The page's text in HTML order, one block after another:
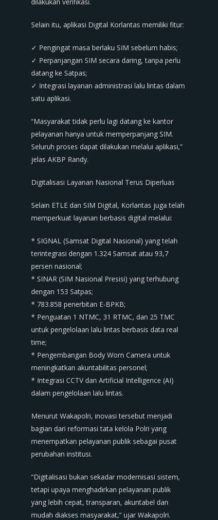
Selain itu, aplikasi Digital Korlantas memiliki fitur:
✓ Pengingat masa berlaku SIM sebelum habis;
✓ Perpanjangan SIM secara daring, tanpa perlu
datang ke Satpas;
✓ Integrasi layanan administrasi lalu lintas dalam
satu aplikasi.
“Masyarakat tidak perlu lagi datang ke kantor
pelayanan hanya untuk memperpanjang SIM.
Seluruh proses dapat dilakukan melalui aplikasi,”
jelas AKBP Randy.
Digitalisasi Layanan Nasional Terus Diperluas
Selain ETLE dan SIM Digital, Korlantas juga telah
memperkuat layanan berbasis digital melalui:
* SIGNAL (Samsat Digital Nasional) yang telah
terintegrasi dengan 1.324 Samsat atau 93,7
persen nasional;
* SINAR (SIM Nasional Presisi) yang terhubung
dengan 153 Satpas;
* 783.858 penerbitan E-BPKB;
* Penguatan 1 NTMC, 31 RTMC, dan 25 TMC
untuk pengelolaan lalu lintas berbasis data real
time;
* Pengembangan Body Worn Camera untuk
meningkatkan akuntabilitas personel;
* Integrasi CCTV dan Artificial Intelligence (AI)
dalam pengelolaan lalu lintas.
Menurut Wakapolri, inovasi tersebut menjadi
bagian dari reformasi tata kelola Polri yang
menempatkan pelayanan publik sebagai pusat
perubahan institusi.
“Digitalisasi bukan sekadar modernisasi sistem,
tetapi upaya menghadirkan pelayanan publik
yang lebih cepat, transparan, akuntabel dan
mudah diakses masyarakat,” ujar Wakapolri.